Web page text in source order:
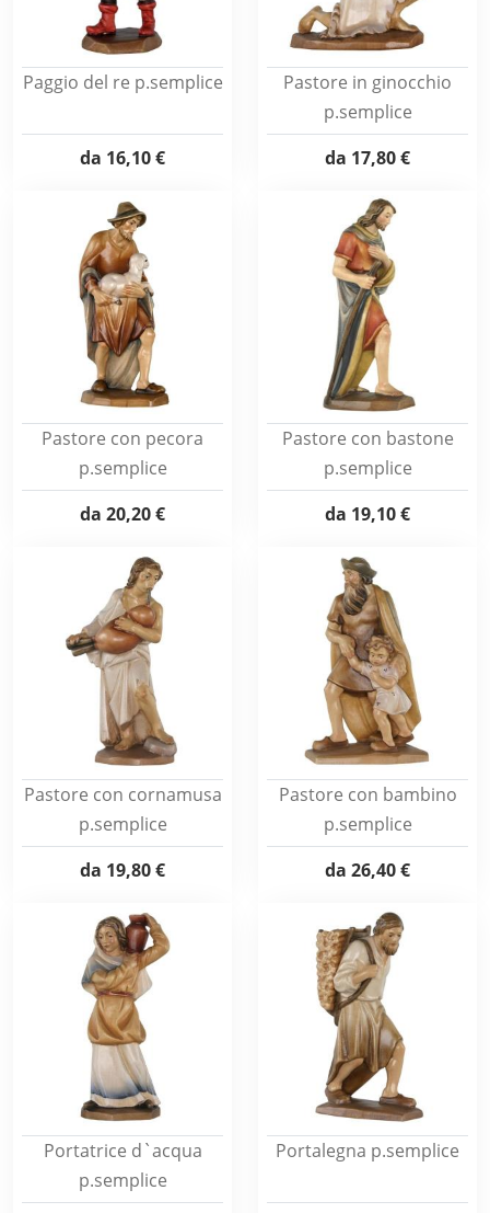
Paggio del re p.semplice
da 16,10 €
Pastore in ginocchio
p.semplice
da 17,80 €
Pastore con pecora
p.semplice
da 20,20 €
Pastore con bastone
p.semplice
da 19,10 €
Pastore con cornamusa
p.semplice
da 19,80 €
Pastore con bambino
p.semplice
da 26,40 €
Portatrice d`acqua
p.semplice
Portalegna p.semplice